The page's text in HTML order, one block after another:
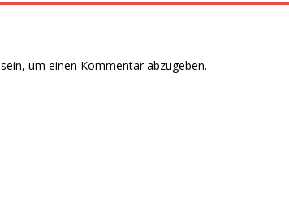
sein, um einen Kommentar abzugeben.